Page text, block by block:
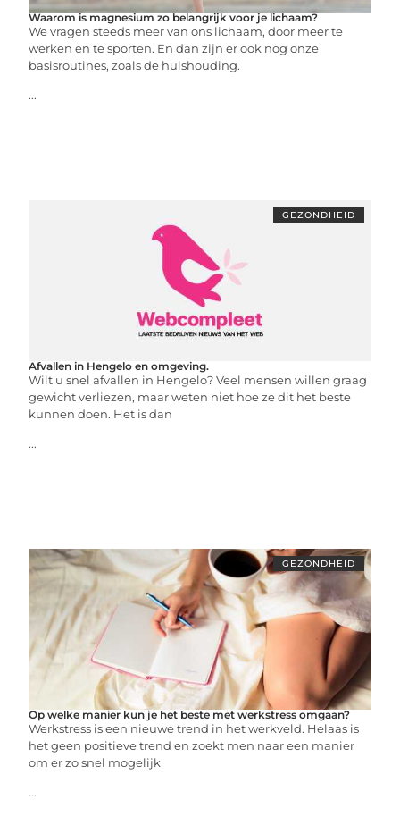
Waarom is magnesium zo belangrijk voor je lichaam?
We vragen steeds meer van ons lichaam, door meer te
werken en te sporten. En dan zijn er ook nog onze
basisroutines, zoals de huishouding.
...
GEZONDHEID
Afvallen in Hengelo en omgeving.
Wilt u snel afvallen in Hengelo? Veel mensen willen graag
gewicht verliezen, maar weten niet hoe ze dit het beste
kunnen doen. Het is dan
...
GEZONDHEID
Op welke manier kun je het beste met werkstress omgaan?
Werkstress is een nieuwe trend in het werkveld. Helaas is
het geen positieve trend en zoekt men naar een manier
om er zo snel mogelijk
...